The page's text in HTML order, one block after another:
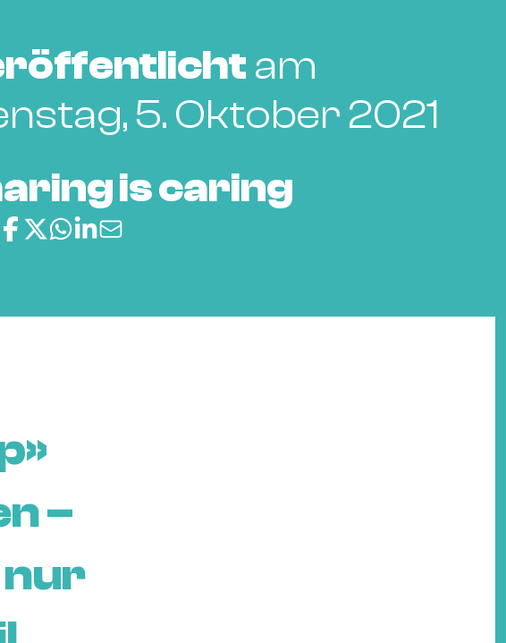
am
5. Oktober 2021
is caring
–
nur